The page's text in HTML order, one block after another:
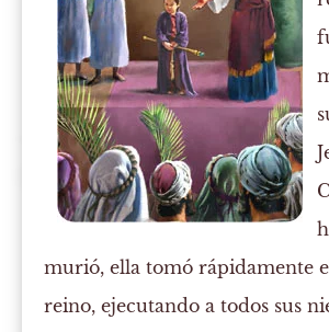
murió, ella tomó rápidamente
reino, ejecutando a todos sus